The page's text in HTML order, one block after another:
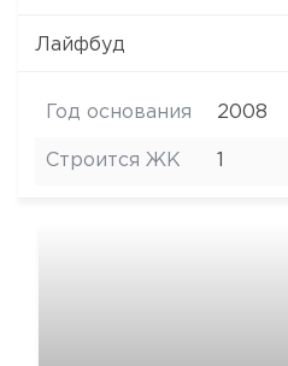
Лайфбуд
Год основания 2008
Строится ЖК